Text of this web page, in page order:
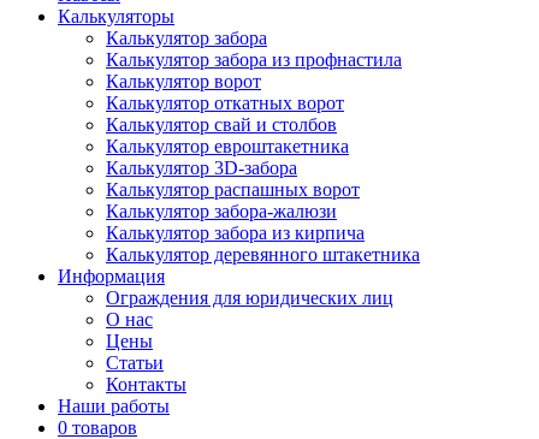
Калькуляторы
Калькулятор забора
Калькулятор забора из профнастила
Калькулятор ворот
Калькулятор откатных ворот
Калькулятор свай и столбов
Калькулятор евроштакетника
Калькулятор 3D-забора
Калькулятор распашных ворот
Калькулятор забора-жалюзи
Калькулятор забора из кирпича
Калькулятор деревянного штакетника
Информация
Ограждения для юридических лиц
О нас
Цены
Статьи
Контакты
Наши работы
0 товаров